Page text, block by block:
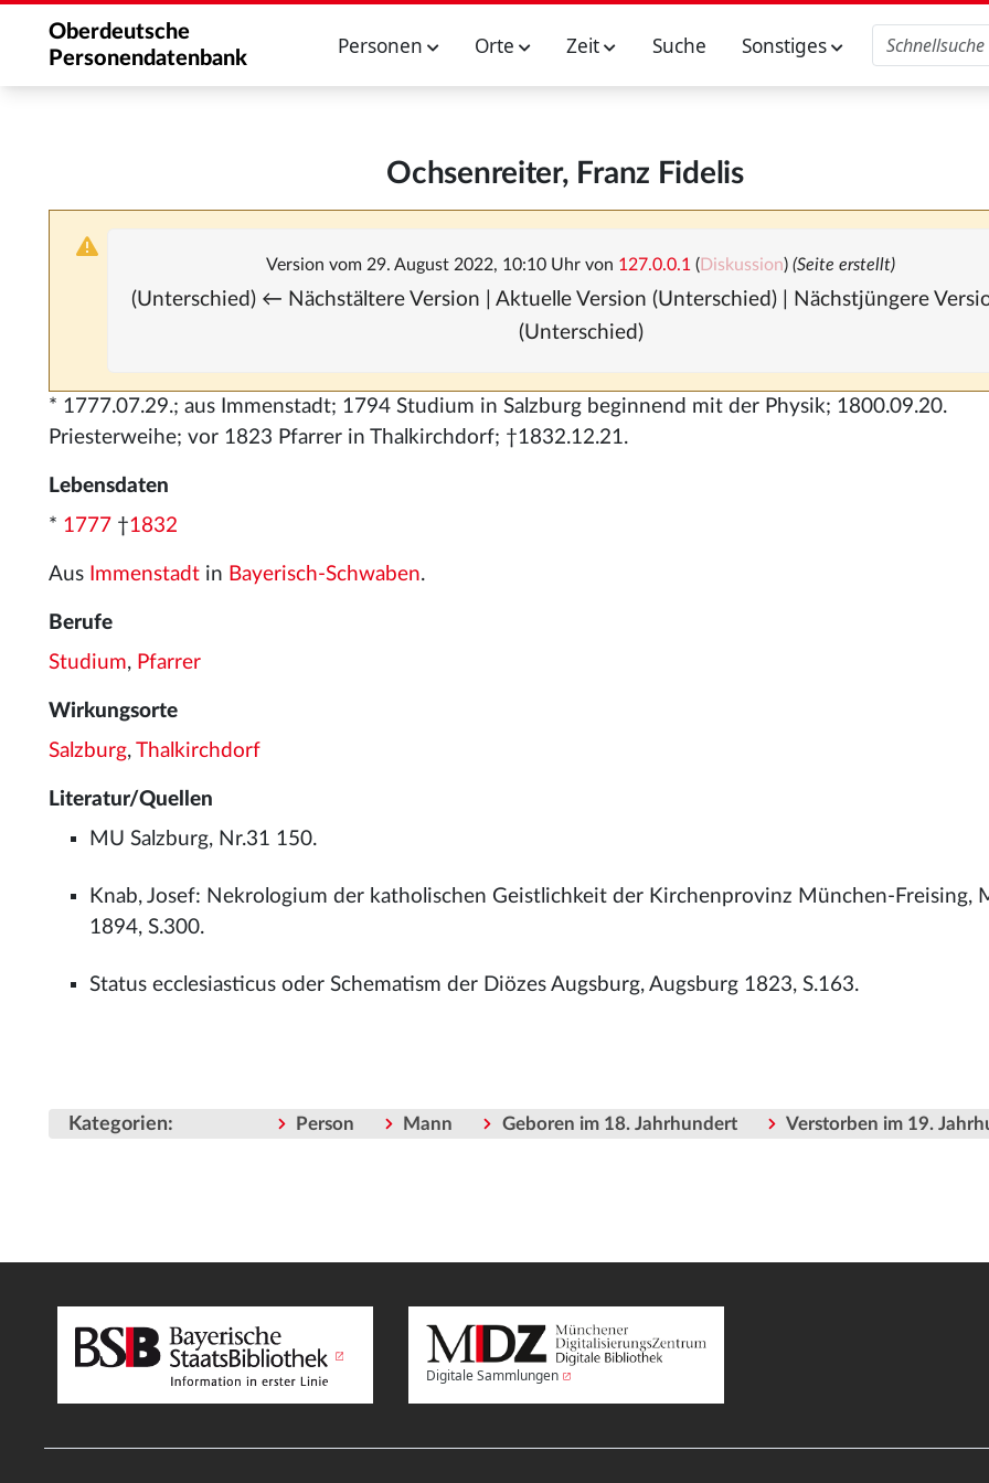
Oberdeutsche
Personendatenbank
Personen Orte Zeit Suche Sonstiges
Ochsenreiter, Franz Fidelis
Version vom 29. August 2022, 10:10 Uhr von 127.0.0.1 (Diskussion) (Seite erstellt)
(Unterschied) ← Nächstältere Version | Aktuelle Version (Unterschied) | Nächstjüngere
(Unterschied)
* 1777.07.29.; aus Immenstadt; 1794 Studium in Salzburg beginnend mit der Physik; 1800.09.20.
Priesterweihe; vor 1823 Pfarrer in Thalkirchdorf; †1832.12.21.
Lebensdaten
* 1777 †1832
Aus Immenstadt in Bayerisch-Schwaben.
Berufe
Studium, Pfarrer
Wirkungsorte
Salzburg, Thalkirchdorf
Literatur/Quellen
MU Salzburg, Nr.31 150.
Knab, Josef: Nekrologium der katholischen Geistlichkeit der Kirchenprovinz München-Freising,
1894, S.300.
Status ecclesiasticus oder Schematism der Diözes Augsburg, Augsburg 1823, S.163.
Kategorien: Person Mann Geboren im 18. Jahrhundert Verstorben im 19.
Digitale Sammlungen